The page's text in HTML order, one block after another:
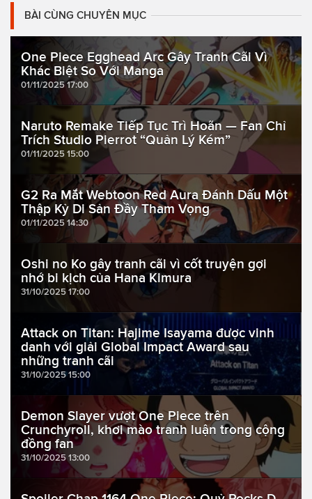
BÀI CÙNG CHUYÊN MỤC
One Piece Egghead Arc Gây Tranh Cãi Vì
Khác Biệt So Với Manga
01/11/2025 17:00
Naruto Remake Tiếp Tục Trì Hoãn — Fan Chỉ
Trích Studio Pierrot “Quản Lý Kém”
01/11/2025 15:00
G2 Ra Mắt Webtoon Red Aura Đánh Dấu Một
Thập Kỷ Di Sản Đầy Tham Vọng
01/11/2025 14:30
Oshi no Ko gây tranh cãi vì cốt truyện gợi
nhớ bi kịch của Hana Kimura
31/10/2025 17:00
Attack on Titan: Hajime Isayama được vinh
danh với giải Global Impact Award sau
những tranh cãi
31/10/2025 15:00
Demon Slayer vượt One Piece trên
Crunchyroll, khơi mào tranh luận trong cộng
đồng fan
31/10/2025 13:00